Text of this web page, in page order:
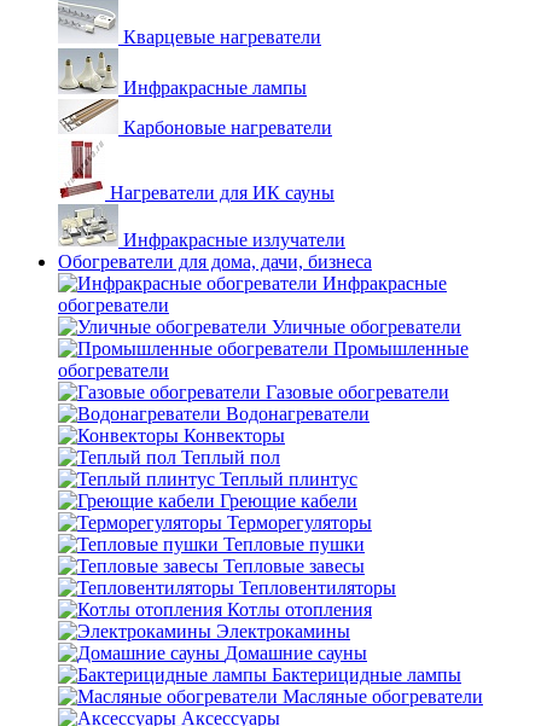
Кварцевые нагреватели
Инфракрасные лампы
Карбоновые нагреватели
Нагреватели для ИК сауны
Инфракрасные излучатели
Обогреватели для дома, дачи, бизнеса
Инфракрасные
обогреватели
Уличные обогреватели
Промышленные
обогреватели
Газовые обогреватели
Водонагреватели
Конвекторы
Теплый пол
Теплый плинтус
Греющие кабели
Терморегуляторы
Тепловые пушки
Тепловые завесы
Тепловентиляторы
Котлы отопления
Электрокамины
Домашние сауны
Бактерицидные лампы
Масляные обогреватели
Аксессуары